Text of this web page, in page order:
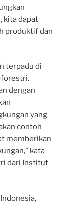
kita dapat
produktif dan
terpadu di
dengan
yang
contoh
memberikan
kata
dari Institut